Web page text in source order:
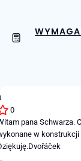
0
pana Schwarza.
w konstrukcji